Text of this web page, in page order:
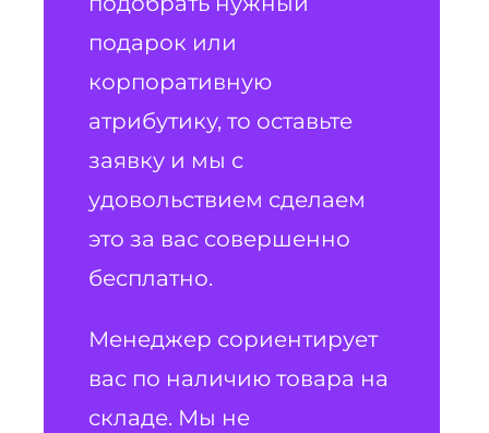
подарок или
корпоративную
атрибутику, то оставьте
заявку и мы с
удовольствием сделаем
это за вас совершенно
бесплатно.
Менеджер сориентирует
вас по наличию товара на
складе. Мы не